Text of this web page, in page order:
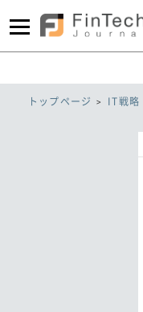
トップページ IT戦略